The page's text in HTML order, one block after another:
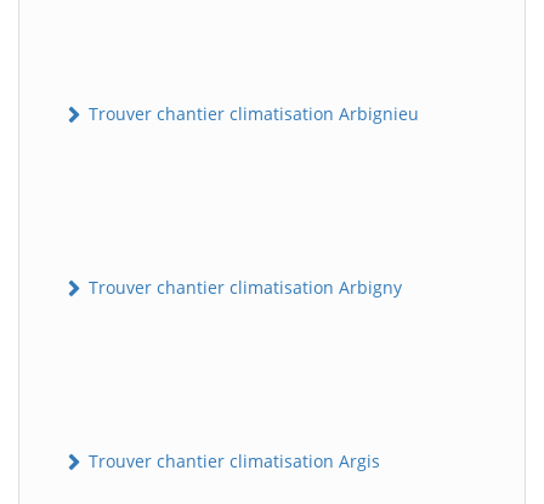
Trouver chantier climatisation Arbignieu
Trouver chantier climatisation Arbigny
Trouver chantier climatisation Argis